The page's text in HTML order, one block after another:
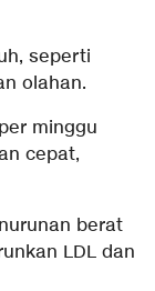
seperti
olahan.
minggu
cepat,
berat
LDL dan